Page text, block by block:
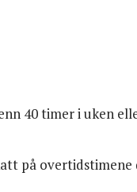
40 timer i uken
på overtidstimene